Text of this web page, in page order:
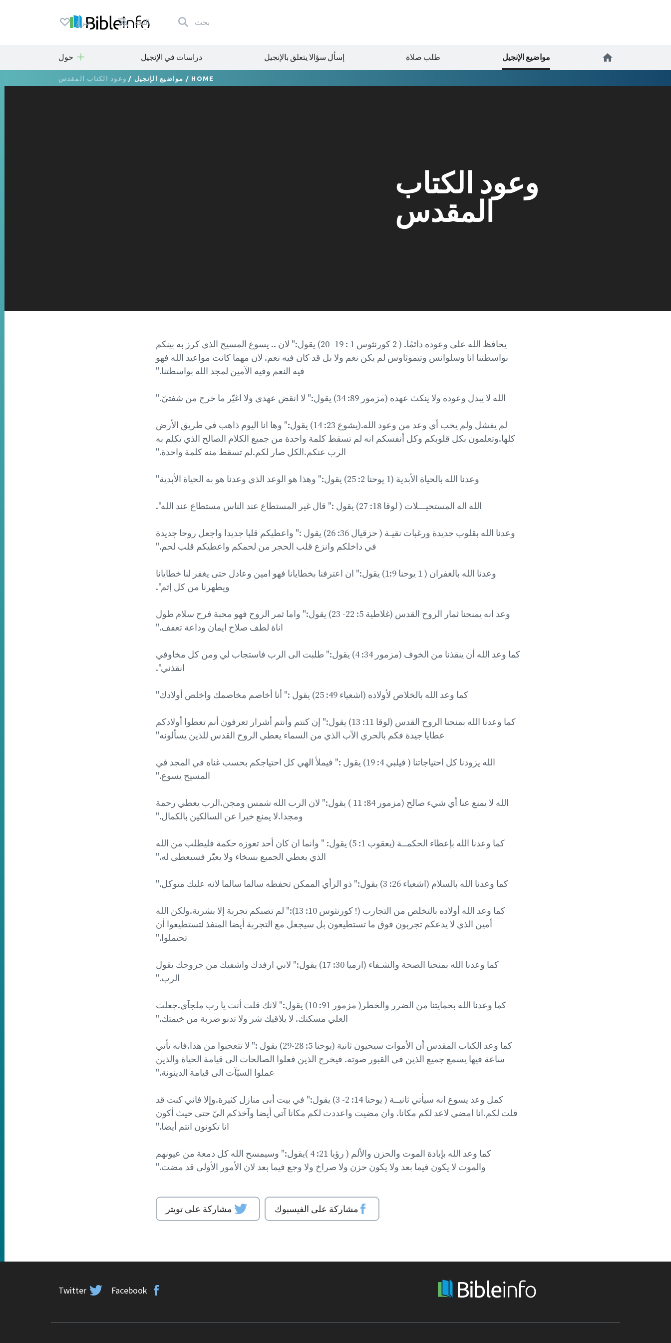
بحث اللغة تبرع
مواضيع الإنجيل طلب صلاة إسأل سؤالا يتعلق بالإنجيل دراسات في الإنجيل حول
HOME
/ مواضيع الإنجيل / وعود الكتاب المقدس
وعود الكتاب
المقدس
يحافظ الله على وعوده دائمًا. ( 2 كورنثوس 1 : 19- 20) يقول:" لان .. يسوع المسيح الذي كرز به بينكم
بواسطتنا انا وسلوانس وتيموثاوس لم يكن نعم ولا بل قد كان فيه نعم. لان مهما كانت مواعيد الله فهو
فيه النعم وفيه الآمين لمجد الله بواسطتنا."
الله لا يبدل وعوده ولا ينكث عهده (مزمور 89: 34) يقول:" لا انقض عهدي ولا اغيّر ما خرج من شفتيّ."
لم يفشل ولم يخب أي وعد من وعود الله.(يشوع 23: 14) يقول:" وها انا اليوم ذاهب في طريق الأرض
كلها.وتعلمون بكل قلوبكم وكل أنفسكم انه لم تسقط كلمة واحدة من جميع الكلام الصالح الذي تكلم به
الرب عنكم.الكل صار لكم.لم تسقط منه كلمة واحدة."
وعدنا الله بالحياة الأبدية (1 يوحنا 2: 25) يقول:" وهذا هو الوعد الذي وعدنا هو به الحياة الأبدية"
الله اله المستحيـــلات ( لوقا 18: 27) يقول :" قال غير المستطاع عند الناس مستطاع عند الله".
وعدنا الله بقلوب جديدة ورغبات نقيـة ( حزقيال 36: 26) يقول :" واعطيكم قلبا جديدا واجعل روحا جديدة
في داخلكم وانزع قلب الحجر من لحمكم واعطيكم قلب لحم."
وعدنا الله بالغفران ( 1 يوحنا 1:9) يقول:" ان اعترفنا بخطايانا فهو امين وعادل حتى يغفر لنا خطايانا
ويطهرنا من كل إثم".
وعد انه يمنحنا ثمار الروح القدس (غلاطية 5: 22- 23) يقول:" واما ثمر الروح فهو محبة فرح سلام طول
اناة لطف صلاح ايمان وداعة تعفف."
كما وعد الله أن ينقذنا من الخوف (مزمور 34: 4) يقول:" طلبت الى الرب فاستجاب لي ومن كل مخاوفي
انقذني".
كما وعد الله بالخلاص لأولاده (اشعياء 49: 25) يقول :" أنا أخاصم مخاصمك واخلص أولادك"
كما وعدنا الله بمنحنا الروح القدس (لوقا 11: 13) يقول:" إن كنتم وأنتم أشرار تعرفون أنم تعطوا أولادكم
عطايا جيدة فكم بالحري الآب الذي من السماء يعطي الروح القدس للذين يسألونه"
الله يزودنا كل احتياجاتنا ( فيلبي 4: 19) يقول :" فيملأ الهي كل احتياجكم بحسب غناه في المجد في
المسيح يسوع."
الله لا يمنع عنا أي شيء صالح (مزمور 84: 11 ) يقول:" لان الرب الله شمس ومجن.الرب يعطي رحمة
ومجدا.لا يمنع خيرا عن السالكين بالكمال."
كما وعدنا الله بإعطاء الحكمــة (يعقوب 1: 5) يقول: " وانما ان كان أحد تعوزه حكمة فليطلب من الله
الذي يعطي الجميع بسخاء ولا يعيّر فسيعطى له."
كما وعدنا الله بالسلام (اشعياء 26: 3) يقول:" ذو الرأي الممكن تحفظه سالما سالما لانه عليك متوكل."
كما وعد الله أولاده بالتخلص من التجارب (! كورنثوس 10: 13):" لم تصبكم تجربة إلا بشرية.ولكن الله
أمين الذي لا يدعكم تجربون فوق ما تستطيعون بل سيجعل مع التجربة أيضا المنفذ لتستطيعوا أن
تحتملوا."
كما وعدنا الله بمنحنا الصحة والشـفاء (ارميا 30: 17) يقول:" لاني ارفدك واشفيك من جروحك يقول
الرب."
كما وعدنا الله بحمايتنا من الضرر والخطر( مزمور 91: 10) يقول:" لانك قلت أنت يا رب ملجآي.جعلت
العلي مسكنك. لا يلاقيك شر ولا تدنو ضربة من خيمتك."
كما وعد الكتاب المقدس أن الأموات سيحيون ثانية (يوحنا 5: 28-29) يقول :" لا تتعجبوا من هذا.فانه تأتي
ساعة فيها يسمع جميع الذين في القبور صوته. فيخرج الذين فعلوا الصالحات الى قيامة الحياة والذين
عملوا السيّآت الى قيامة الدينونة."
كمل وعد يسوع انه سيأتي ثانيــة ( يوحنا 14: 2- 3) يقول:" في بيت أبى منازل كثيرة.وإلا فاني كنت قد
قلت لكم.انا امضي لاعد لكم مكانا. وان مضيت واعددت لكم مكانا آتي أيضا وآخذكم اليّ حتى حيث أكون
انا تكونون انتم أيضا."
كما وعد الله بإبادة الموت والحزن والألم ( رؤيا 21: 4 )يقول:" وسيمسح الله كل دمعة من عيونهم
والموت لا يكون فيما بعد ولا يكون حزن ولا صراخ ولا وجع فيما بعد لان الأمور الأولى قد مضت."
مشاركة على الفيسبوك مشاركة على تويتر
Facebook
Twitter